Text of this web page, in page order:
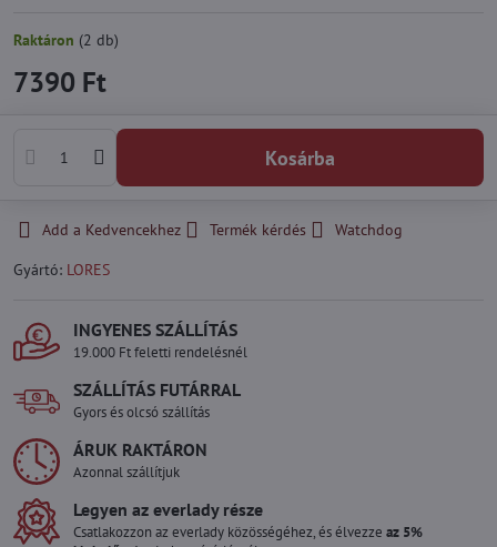
Raktáron (2 db)
7390 Ft
Kosárba
Add a Kedvencekhez Termék kérdés
Watchdog
Gyártó: LORES
INGYENES SZÁLLÍTÁS
19.000 Ft feletti rendelésnél
SZÁLLÍTÁS FUTÁRRAL
Gyors és olcsó szállítás
ÁRUK RAKTÁRON
Azonnal szállítjuk
Legyen az everlady része
Csatlakozzon az everlady közösségéhez, és élvezze az 5%